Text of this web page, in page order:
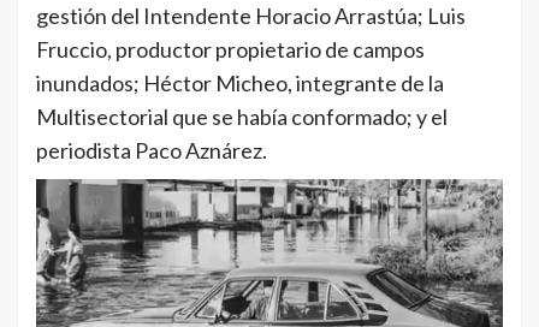
gestión del Intendente Horacio Arrastúa; Luis
Fruccio, productor propietario de campos
inundados; Héctor Micheo, integrante de la
Multisectorial que se había conformado; y el
periodista Paco Aznárez.